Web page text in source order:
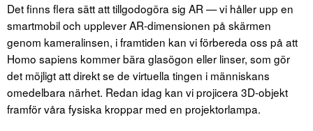
Det finns flera sätt att tillgodogöra sig AR — vi håller upp en
smartmobil och upplever AR-dimensionen på skärmen
genom kameralinsen, i framtiden kan vi förbereda oss på att
Homo sapiens kommer bära glasögon eller linser, som gör
det möjligt att direkt se de virtuella tingen i människans
omedelbara närhet. Redan idag kan vi projicera 3D-objekt
framför våra fysiska kroppar med en projektorlampa.